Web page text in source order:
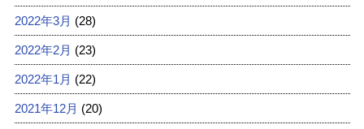
2022年3月 (28)
2022年2月 (23)
2022年1月 (22)
2021年12月 (20)